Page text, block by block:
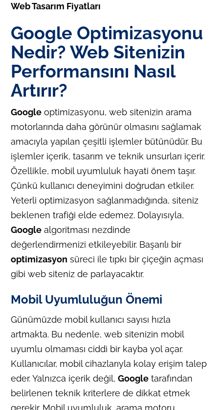
Web Tasarım Fiyatları
Google Optimizasyonu
Nedir? Web Sitenizin
Performansını Nasıl
Artırır?
Google optimizasyonu, web sitenizin arama
motorlarında daha görünür olmasını sağlamak
amacıyla yapılan çeşitli işlemler bütünüdür. Bu
işlemler içerik, tasarım ve teknik unsurları içerir.
Özellikle, mobil uyumluluk hayati önem taşır.
Çünkü kullanıcı deneyimini doğrudan etkiler.
Yeterli optimizasyon sağlanmadığında, siteniz
beklenen trafiği elde edemez. Dolayısıyla,
Google algoritması nezdinde
değerlendirmenizi etkileyebilir. Başarılı bir
optimizasyon süreci ile tıpkı bir çiçeğin açması
gibi web siteniz de parlayacaktır.
Mobil Uyumluluğun Önemi
Günümüzde mobil kullanıcı sayısı hızla
artmakta. Bu nedenle, web sitenizin mobil
uyumlu olmaması ciddi bir kayba yol açar.
Kullanıcılar, mobil cihazlarıyla kolay erişim talep
eder. Yalnızca içerik değil,Google tarafından
belirlenen teknik kriterlere de dikkat etmek
gerekir. Mobil uyumluluk, arama motoru